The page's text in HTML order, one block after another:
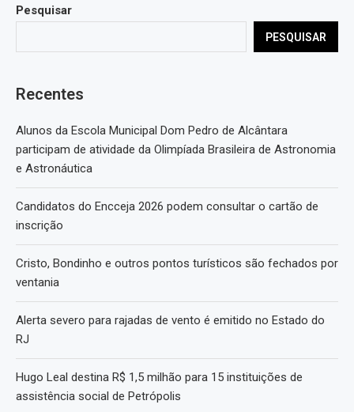
Pesquisar
PESQUISAR
Recentes
Alunos da Escola Municipal Dom Pedro de Alcântara
participam de atividade da Olimpíada Brasileira de Astronomia
e Astronáutica
Candidatos do Encceja 2026 podem consultar o cartão de
inscrição
Cristo, Bondinho e outros pontos turísticos são fechados por
ventania
Alerta severo para rajadas de vento é emitido no Estado do
RJ
Hugo Leal destina R$ 1,5 milhão para 15 instituições de
assistência social de Petrópolis